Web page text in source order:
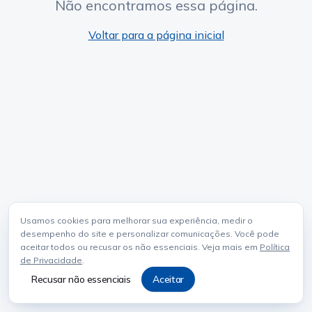
Usamos cookies para melhorar sua experiência, medir o
desempenho do site e personalizar comunicações. Você pode
aceitar todos ou recusar os não essenciais. Veja mais em Política
de Privacidade.
Recusar não essenciais Aceitar
Não encontramos essa página.
Voltar para a página inicial